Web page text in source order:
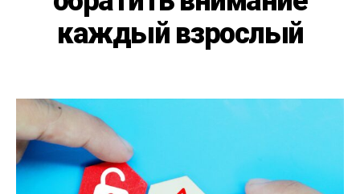
каждый взрослый